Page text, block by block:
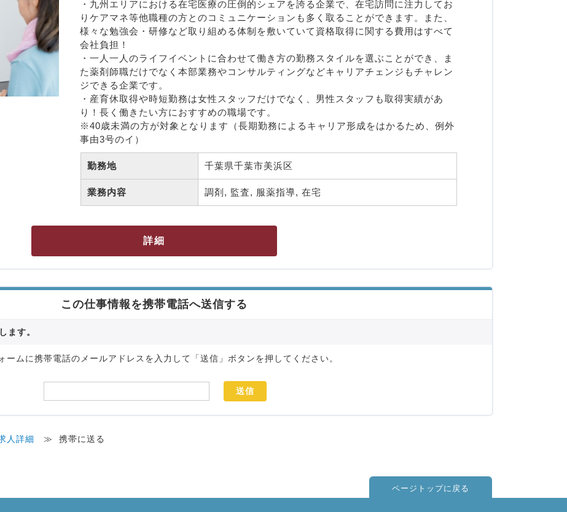
詳細
・九州エリアにおける在宅医療の圧倒的シェアを誇る企業で、在宅訪問に注力してお
りケアマネ等他職種の方とのコミュニケーションも多く取ることができます。また、
様々な勉強会・研修など取り組める体制を敷いていて資格取得に関する費用はすべて
会社負担！
・一人一人のライフイベントに合わせて働き方の勤務スタイルを選ぶことができ、ま
た薬剤師職だけでなく本部業務やコンサルティングなどキャリアチェンジもチャレン
ジできる企業です。
・産育休取得や時短勤務は女性スタッフだけでなく、男性スタッフも取得実績があ
り！長く働きたい方におすすめの職場です。
※40歳未満の方が対象となります（長期勤務によるキャリア形成をはかるため、例外
事由3号のイ）
勤務地 千葉県千葉市美浜区
業務内容 調剤, 監査, 服薬指導, 在宅
この仕事情報を携帯電話へ送信する
ます。
ームに携帯電話のメールアドレスを入力して「送信」ボタンを押してください。
人詳細 ≫ 携帯に送る
ページトップに戻る